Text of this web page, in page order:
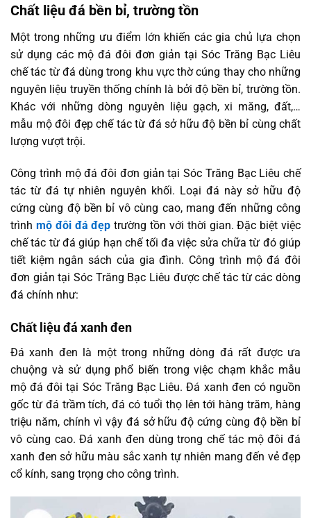
Chất liệu đá bền bỉ, trường tồn
Một trong những ưu điểm lớn khiến các gia chủ lựa chọn
sử dụng các mộ đá đôi đơn giản tại Sóc Trăng Bạc Liêu
chế tác từ đá dùng trong khu vực thờ cúng thay cho những
nguyên liệu truyền thống chính là bởi độ bền bỉ, trường tồn.
Khác với những dòng nguyên liệu gạch, xi măng, đất,…
mẫu mộ đôi đẹp chế tác từ đá sở hữu độ bền bỉ cùng chất
lượng vượt trội.
Công trình mộ đá đôi đơn giản tại Sóc Trăng Bạc Liêu chế
tác từ đá tự nhiên nguyên khối. Loại đá này sở hữu độ
cứng cùng độ bền bỉ vô cùng cao, mang đến những công
trình mộ đôi đá đẹp trường tồn với thời gian. Đặc biệt việc
chế tác từ đá giúp hạn chế tối đa việc sửa chữa từ đó giúp
tiết kiệm ngân sách của gia đình. Công trình mộ đá đôi
đơn giản tại Sóc Trăng Bạc Liêu được chế tác từ các dòng
đá chính như:
Chất liệu đá xanh đen
Đá xanh đen là một trong những dòng đá rất được ưa
chuộng và sử dụng phổ biến trong việc chạm khắc mẫu
mộ đá đôi tại Sóc Trăng Bạc Liêu. Đá xanh đen có nguồn
gốc từ đá trầm tích, đá có tuổi thọ lên tới hàng trăm, hàng
triệu năm, chính vì vậy đá sở hữu độ cứng cùng độ bền bỉ
vô cùng cao. Đá xanh đen dùng trong chế tác mộ đôi đá
xanh đen sở hữu màu sắc xanh tự nhiên mang đến vẻ đẹp
cổ kính, sang trọng cho công trình.